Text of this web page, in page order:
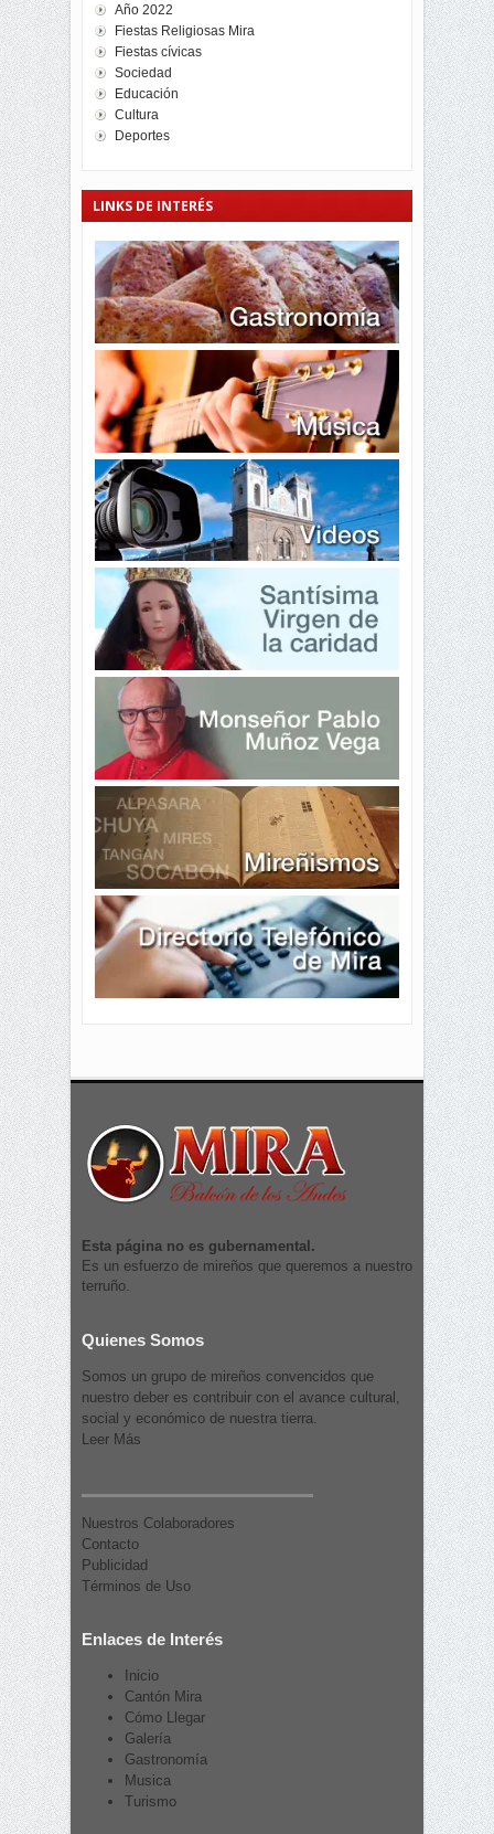
Año 2022
Fiestas Religiosas Mira
Fiestas cívicas
Sociedad
Educación
Cultura
Deportes
LINKS DE INTERÉS
Esta página no es gubernamental.
Es un esfuerzo de mireños que queremos a nuestro
terruño.
Quienes Somos
Somos un grupo de mireños convencidos que
nuestro deber es contribuir con el avance cultural,
social y económico de nuestra tierra.
Leer Más
Nuestros Colaboradores
Contacto
Publicidad
Términos de Uso
Enlaces de Interés
Inicio
Cantón Mira
Cómo Llegar
Galería
Gastronomía
Musica
Turismo